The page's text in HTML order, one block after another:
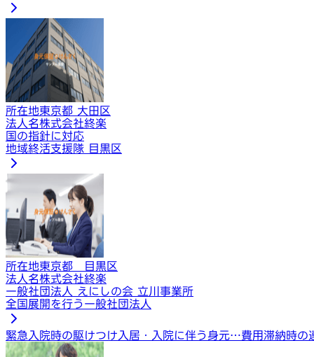
所在地東京都 大田区
法人名株式会社終楽
国の指針に対応
地域終活支援隊 目黒区
所在地東京都 目黒区
法人名株式会社終楽
一般社団法人 えにしの会 立川事業所
全国展開を行う一般社団法人
緊急入院時の駆けつけ 入居・入院に伴う身元…費用滞納時の